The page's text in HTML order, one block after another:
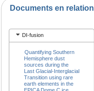
Documents en relation
DI-fusion
Quantifying Southern
Hemisphere dust
sources during the
Last Glacial-Interglacial
Transition using rare
earth elements in the
EPICA Dome C ice